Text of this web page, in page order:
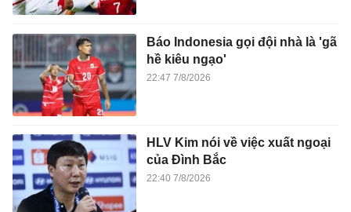
Báo Indonesia gọi đội nhà là 'gã
hề kiêu ngạo'
22:47 7/8/2026
HLV Kim nói về việc xuất ngoại
của Đình Bắc
22:40 7/8/2026